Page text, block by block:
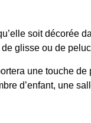
soit décorée
glisse ou de
une touche
d’enfant, une